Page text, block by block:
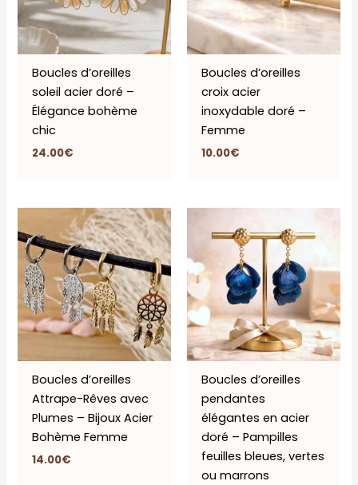
Boucles d’oreilles
soleil acier doré –
Élégance bohème
chic
24.00€
Boucles d’oreilles
croix acier
inoxydable doré –
Femme
10.00€
Boucles d’oreilles
Attrape-Rêves avec
Plumes – Bijoux Acier
Bohème Femme
14.00€
Boucles d’oreilles
pendantes
élégantes en acier
doré – Pampilles
feuilles bleues, vertes
ou marrons